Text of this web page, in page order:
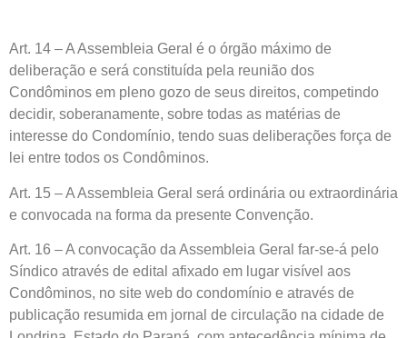
Art. 14 – A Assembleia Geral é o órgão máximo de
deliberação e será constituída pela reunião dos
Condôminos em pleno gozo de seus direitos, competindo
decidir, soberanamente, sobre todas as matérias de
interesse do Condomínio, tendo suas deliberações força de
lei entre todos os Condôminos.
Art. 15 – A Assembleia Geral será ordinária ou extraordinária
e convocada na forma da presente Convenção.
Art. 16 – A convocação da Assembleia Geral far-se-á pelo
Síndico através de edital afixado em lugar visível aos
Condôminos, no site web do condomínio e através de
publicação resumida em jornal de circulação na cidade de